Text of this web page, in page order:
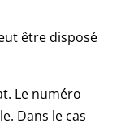
être disposé
Le numéro
Dans le cas